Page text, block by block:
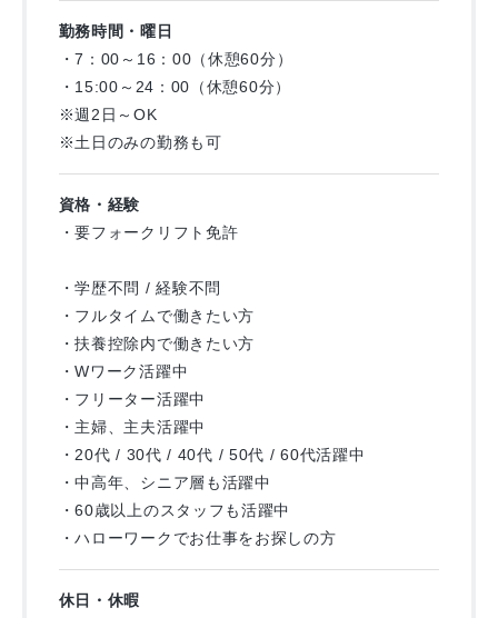
勤務時間・曜日
・7：00～16：00（休憩60分）
・15:00～24：00（休憩60分）
※週2日～OK
※土日のみの勤務も可
資格・経験
・要フォークリフト免許
・学歴不問 / 経験不問
・フルタイムで働きたい方
・扶養控除内で働きたい方
・Wワーク活躍中
・フリーター活躍中
・主婦、主夫活躍中
・20代 / 30代 / 40代 / 50代 / 60代活躍中
・中高年、シニア層も活躍中
・60歳以上のスタッフも活躍中
・ハローワークでお仕事をお探しの方
休日・休暇